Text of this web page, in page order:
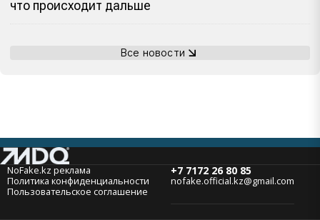
что происходит дальше
Все новости
+7 7172 26 80 85
nofake.official.kz@gmail.com
NoFake.kz реклама
Политика конфиденциальности
Пользовательское соглашение